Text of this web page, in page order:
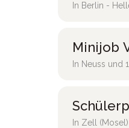
In Berlin -
Minijob
In Neuss und
In Zell